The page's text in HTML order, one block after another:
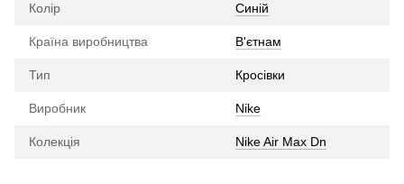
Колір Синій
Країна виробництва В'єтнам
Тип Кросівки
Виробник Nike
Колекція Nike Air Max Dn